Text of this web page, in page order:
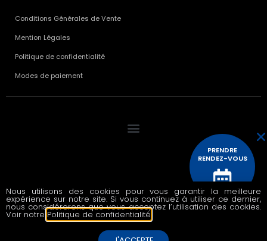
Conditions Générales de Vente
Mention Légales
Politique de confidentialité
Modes de paiement
© 2020 All rights reserved
PRENDRE
RENDEZ-VOUS
CONTACTEZ
Nous utilisons des cookies pour vous garantir la meilleure
expérience sur notre site. Si vous continuez à utiliser ce dernier,
nous considérerons que vous acceptez l’utilisation des cookies.
Voir notre Politique de confidentialité